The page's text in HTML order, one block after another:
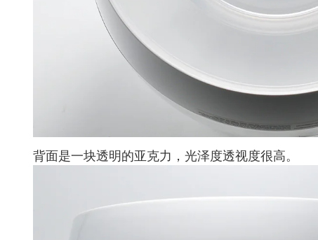
背面是一块透明的亚克力，光泽度透视度很高。